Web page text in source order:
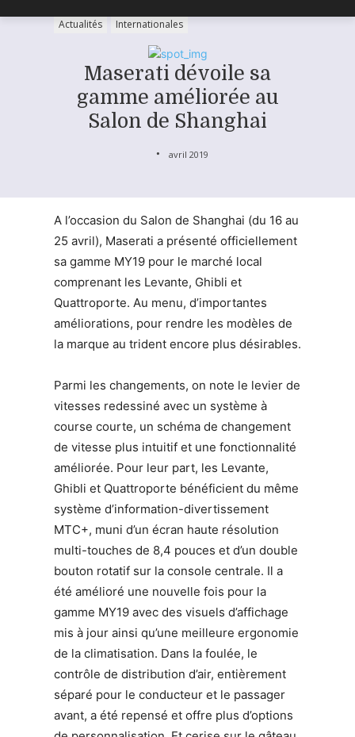
Actualités Internationales
Maserati dévoile sa
gamme améliorée au
Salon de Shanghai
avril 2019
A l’occasion du Salon de Shanghai (du 16 au
25 avril), Maserati a présenté officiellement
sa gamme MY19 pour le marché local
comprenant les Levante, Ghibli et
Quattroporte. Au menu, d’importantes
améliorations, pour rendre les modèles de
la marque au trident encore plus désirables.
Parmi les changements, on note le levier de
vitesses redessiné avec un système à
course courte, un schéma de changement
de vitesse plus intuitif et une fonctionnalité
améliorée. Pour leur part, les Levante,
Ghibli et Quattroporte bénéficient du même
système d’information-divertissement
MTC+, muni d’un écran haute résolution
multi-touches de 8,4 pouces et d’un double
bouton rotatif sur la console centrale. Il a
été amélioré une nouvelle fois pour la
gamme MY19 avec des visuels d’affichage
mis à jour ainsi qu’une meilleure ergonomie
de la climatisation. Dans la foulée, le
contrôle de distribution d’air, entièrement
séparé pour le conducteur et le passager
avant, a été repensé et offre plus d’options